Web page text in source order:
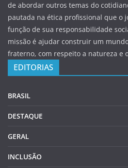
de abordar outros temas do
pautada na ética profissional que o
função de sua responsabilidade
missão é ajudar construir um
fraterno, com respeito a natureza e
EDITORIAS
BRASIL
DESTAQUE
GERAL
INCLUSÃO